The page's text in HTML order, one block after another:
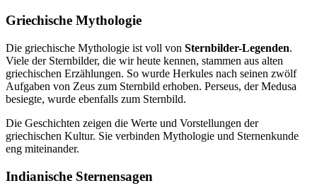
Griechische Mythologie
Die griechische Mythologie ist voll von Sternbilder-Legenden.
Viele der Sternbilder, die wir heute kennen, stammen aus alten
griechischen Erzählungen. So wurde Herkules nach seinen zwölf
Aufgaben von Zeus zum Sternbild erhoben. Perseus, der Medusa
besiegte, wurde ebenfalls zum Sternbild.
Die Geschichten zeigen die Werte und Vorstellungen der
griechischen Kultur. Sie verbinden Mythologie und Sternenkunde
eng miteinander.
Indianische Sternensagen